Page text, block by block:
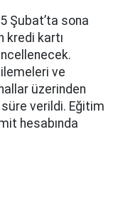
Şubat’ta sona
kredi kartı
ve
üzerinden
verildi. Eğitim
hesabında